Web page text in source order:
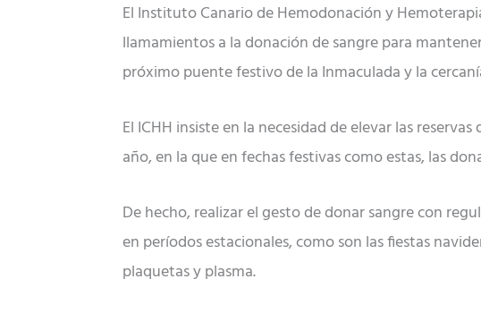
El Instituto Canario de Hemodonación y
llamamientos a la donación de sangre para
próximo puente festivo de la Inmaculada y la
El ICHH insiste en la necesidad de elevar las
año, en la que en fechas festivas como estas, las
De hecho, realizar el gesto de donar sangre con
en períodos estacionales, como son las fiestas
plaquetas y plasma.